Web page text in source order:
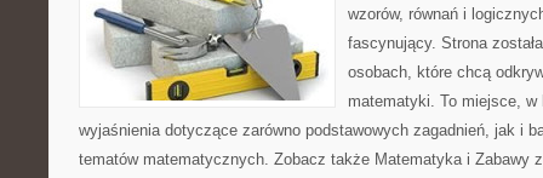
wzorów, równań i
fascynujący. Strona
osobach, które chcą
matematyki. To miejsce,
wyjaśnienia dotyczące zarówno podstawowych zagadnień, jak i
tematów matematycznych. Zobacz także Matematyka i Zabawy